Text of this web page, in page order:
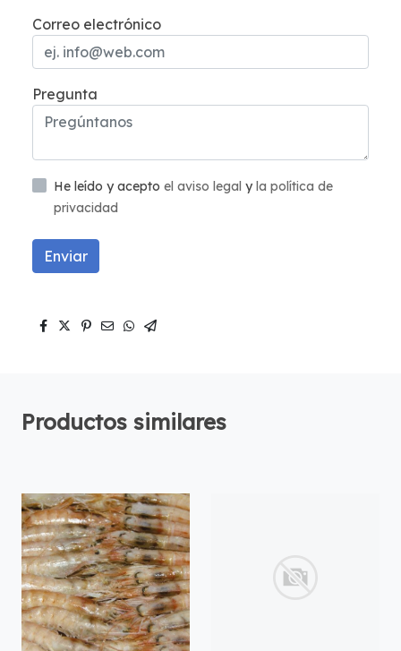
Correo electrónico
Pregunta
He leído y acepto el aviso legal yla política de
privacidad
Enviar
Productos similares